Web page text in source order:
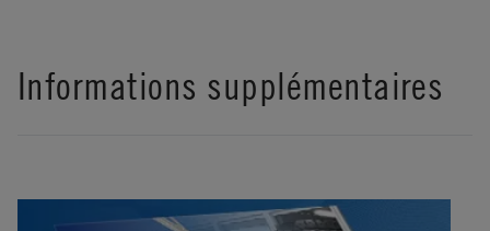
Informations supplémentaires